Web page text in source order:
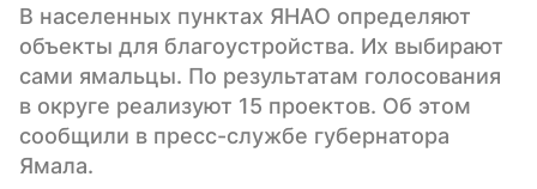
В населенных пунктах ЯНАО определяют
объекты для благоустройства. Их выбирают
сами ямальцы. По результатам голосования
в округе реализуют 15 проектов. Об этом
сообщили в пресс-службе губернатора
Ямала.